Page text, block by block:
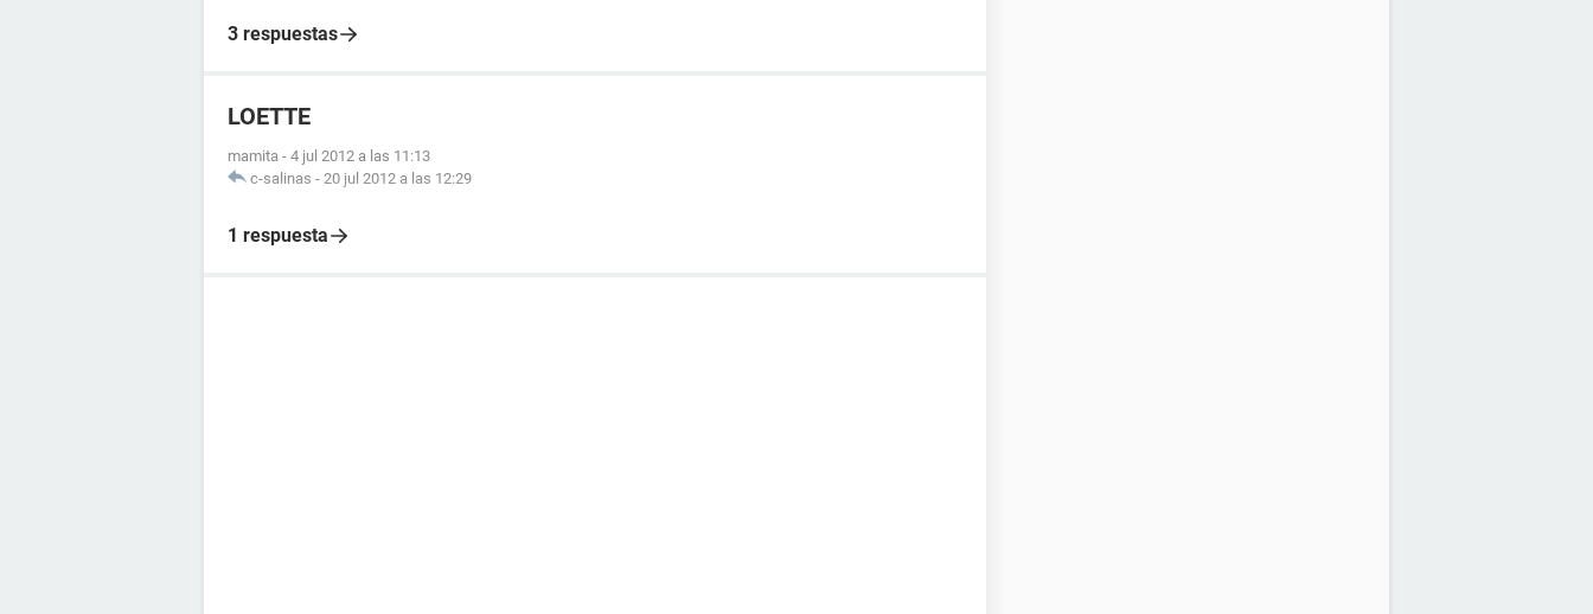
3 respuestas
LOETTE
mamita - 4 jul 2012 a las 11:13
c-salinas - 20 jul 2012 a las 12:29
1 respuesta